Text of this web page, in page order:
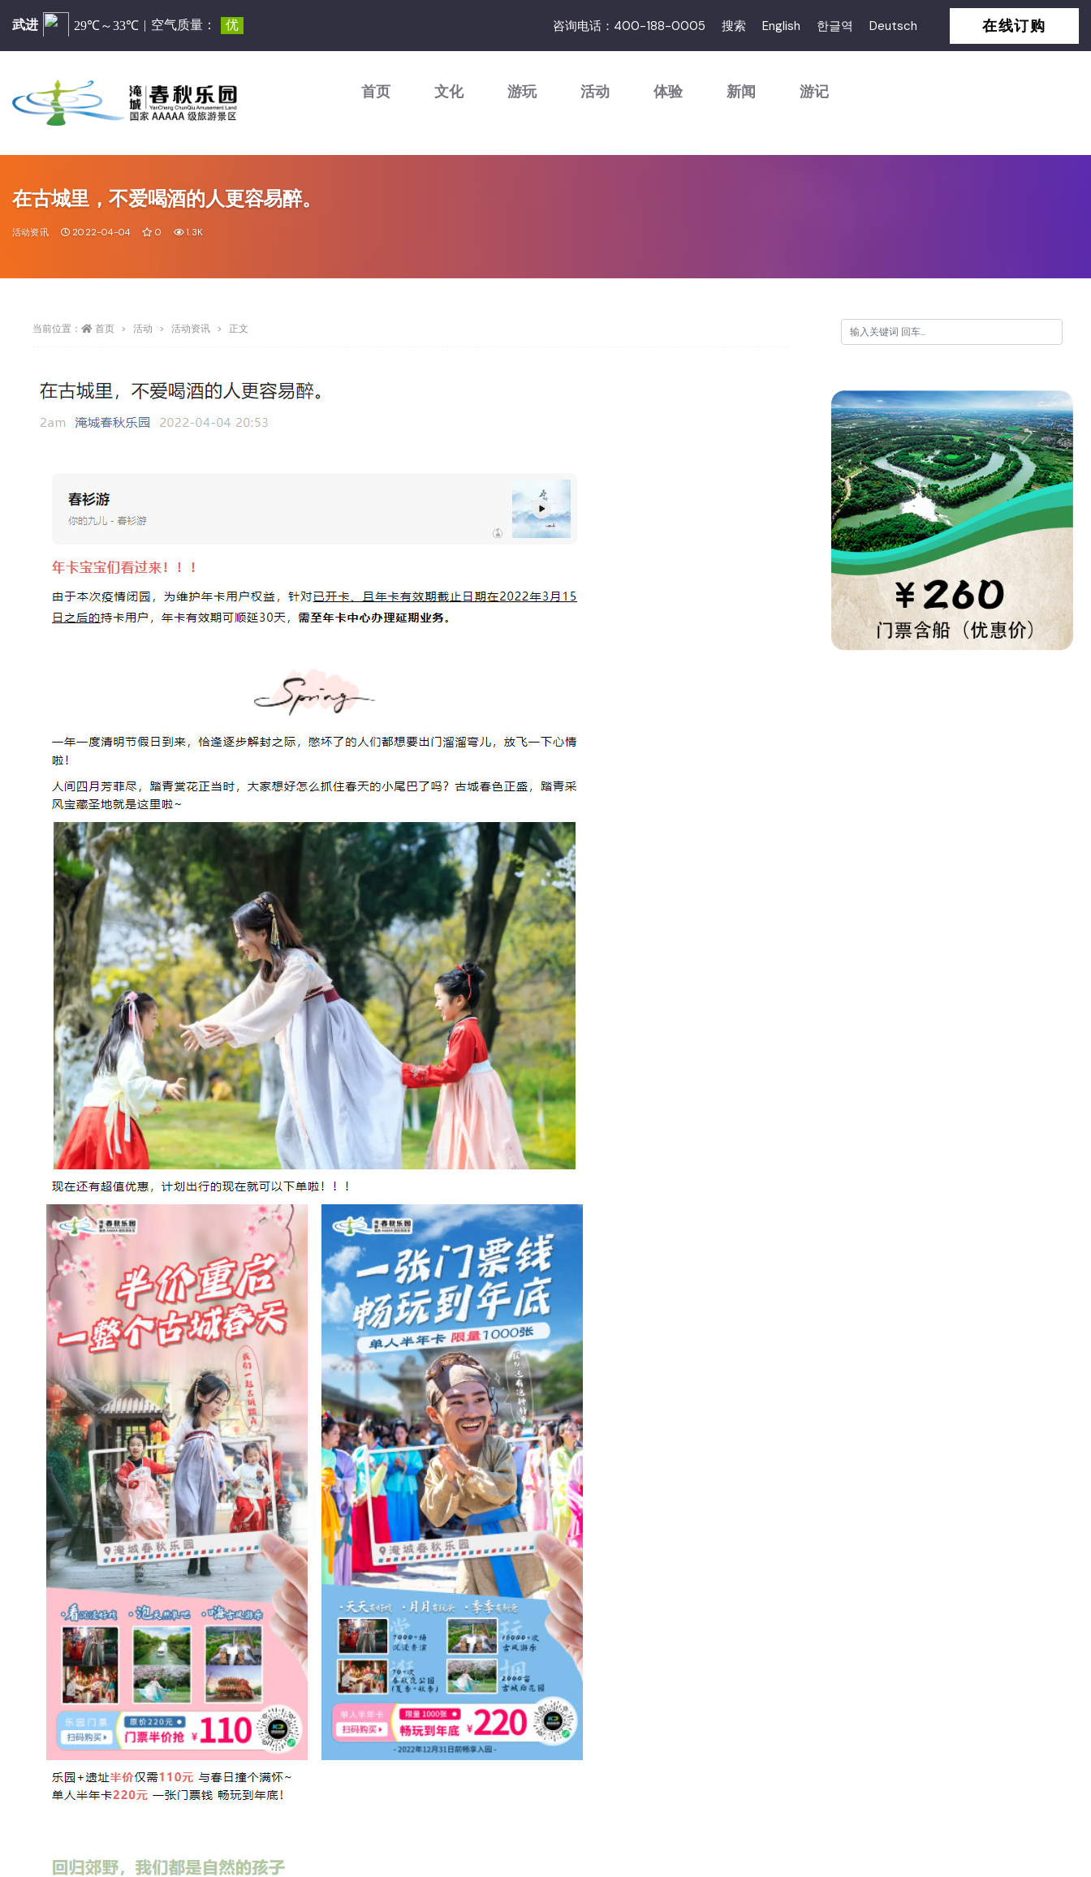
咨询电话：400-188-0005 搜索 English 한글역 Deutsch 在线订购
首页 文化 游玩 活动 体验 新闻 游记
在古城里，不爱喝酒的人更容易醉。
活动资讯 2022-04-04 0 1.3K
当前位置： 首页 活动 活动资讯 正文